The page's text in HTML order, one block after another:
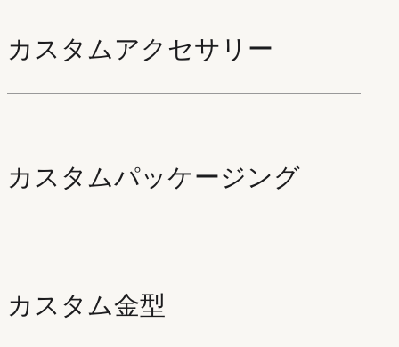
カスタムアクセサリー
カスタムパッケージング
カスタム金型